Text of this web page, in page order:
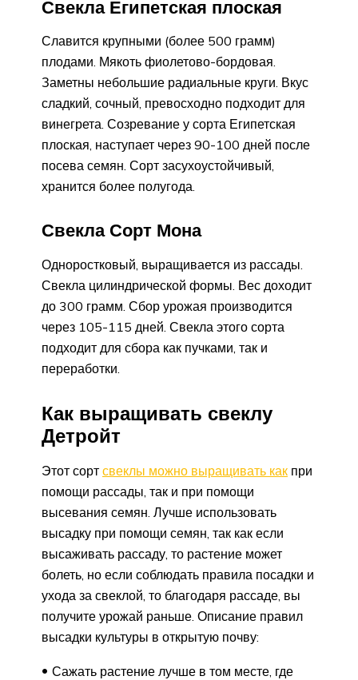
Свекла Египетская плоская
Славится крупными (более 500 грамм)
плодами. Мякоть фиолетово-бордовая.
Заметны небольшие радиальные круги. Вкус
сладкий, сочный, превосходно подходит для
винегрета. Созревание у сорта Египетская
плоская, наступает через 90-100 дней после
посева семян. Сорт засухоустойчивый,
хранится более полугода.
Свекла Сорт Мона
Одноростковый, выращивается из рассады.
Свекла цилиндрической формы. Вес доходит
до 300 грамм. Сбор урожая производится
через 105-115 дней. Свекла этого сорта
подходит для сбора как пучками, так и
переработки.
Как выращивать свеклу
Детройт
Этот сорт свеклы можно выращивать как при
помощи рассады, так и при помощи
высевания семян. Лучше использовать
высадку при помощи семян, так как если
высаживать рассаду, то растение может
болеть, но если соблюдать правила посадки и
ухода за свеклой, то благодаря рассаде, вы
получите урожай раньше. Описание правил
высадки культуры в открытую почву:
Сажать растение лучше в том месте, где